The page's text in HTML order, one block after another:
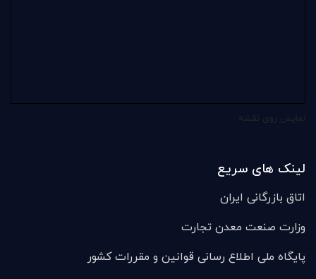
لینک های سریع
اتاق بازرگانی ایران
وزارت صنعت معدن تجارت
پایگاه ملی اطلاع رسانی قوانین و مقررات کشور